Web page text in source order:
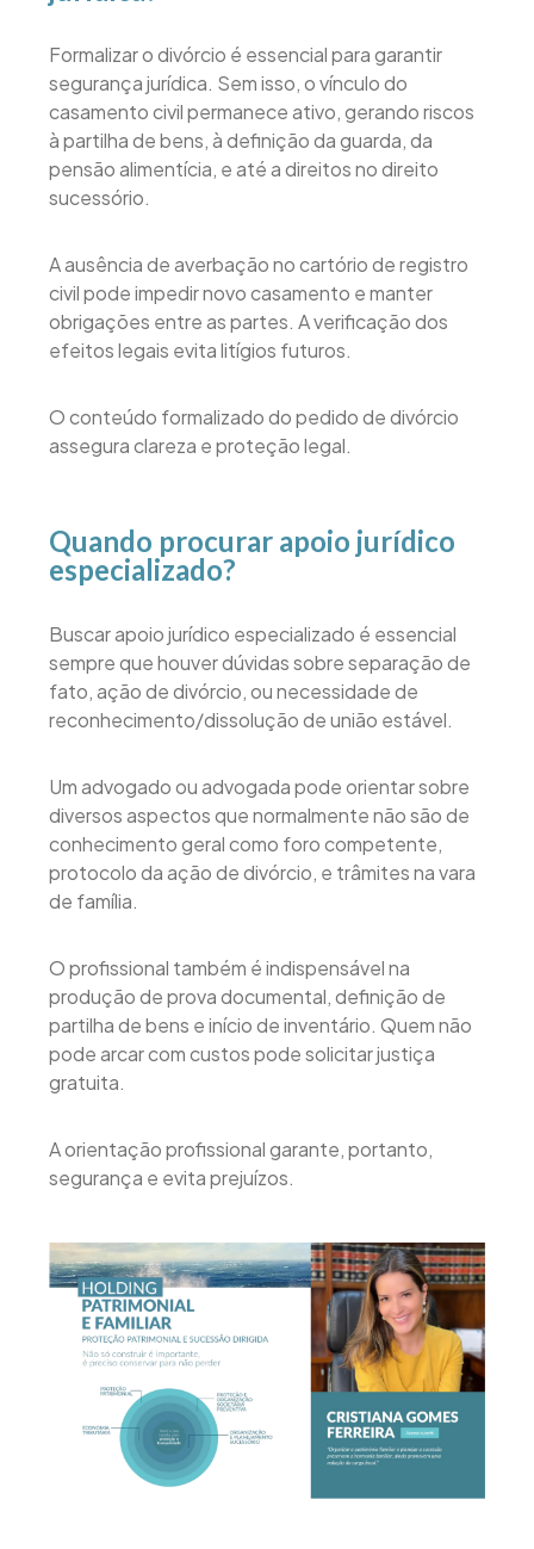
Formalizar o divórcio é essencial para garantir
segurança jurídica. Sem isso, o vínculo do
casamento civil permanece ativo, gerando riscos
à partilha de bens, à definição da guarda, da
pensão alimentícia, e até a direitos no direito
sucessório.
A ausência de averbação no cartório de registro
civil pode impedir novo casamento e manter
obrigações entre as partes. A verificação dos
efeitos legais evita litígios futuros.
O conteúdo formalizado do pedido de divórcio
assegura clareza e proteção legal.
Quando procurar apoio jurídico
especializado?
Buscar apoio jurídico especializado é essencial
sempre que houver dúvidas sobre separação de
fato, ação de divórcio, ou necessidade de
reconhecimento/dissolução de união estável.
Um advogado ou advogada pode orientar sobre
diversos aspectos que normalmente não são de
conhecimento geral como foro competente,
protocolo da ação de divórcio, e trâmites na vara
de família.
O profissional também é indispensável na
produção de prova documental, definição de
partilha de bens e início de inventário. Quem não
pode arcar com custos pode solicitar justiça
gratuita.
A orientação profissional garante, portanto,
segurança e evita prejuízos.